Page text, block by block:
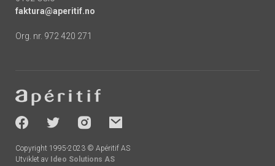
faktura@aperitif.no
Org. nr. 972 420 271
-
socials
Copyright 1995-2023 © Apéritif AS
Utviklet av Ideo Solutions AS